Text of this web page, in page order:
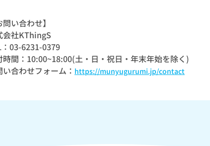
い合わせ】
会社KThingS
03-6231-0379
時間：10:00~18:00(土・日・祝日・年末年始を除く)
い合わせフォーム： https://munyugurumi.jp/contact